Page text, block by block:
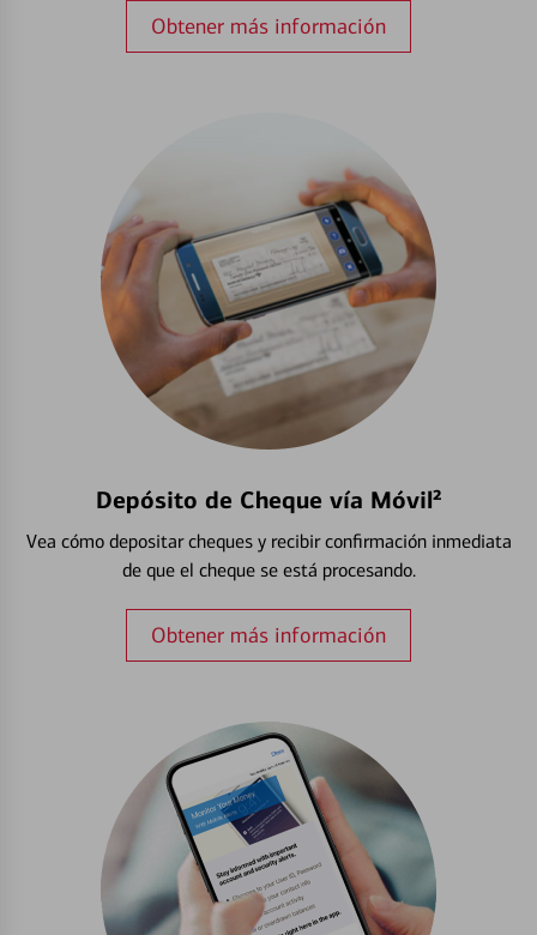
Obtener más información
Depósito de Cheque vía Móvil²
Vea cómo depositar cheques y recibir confirmación inmediata
de que el cheque se está procesando.
Obtener más información